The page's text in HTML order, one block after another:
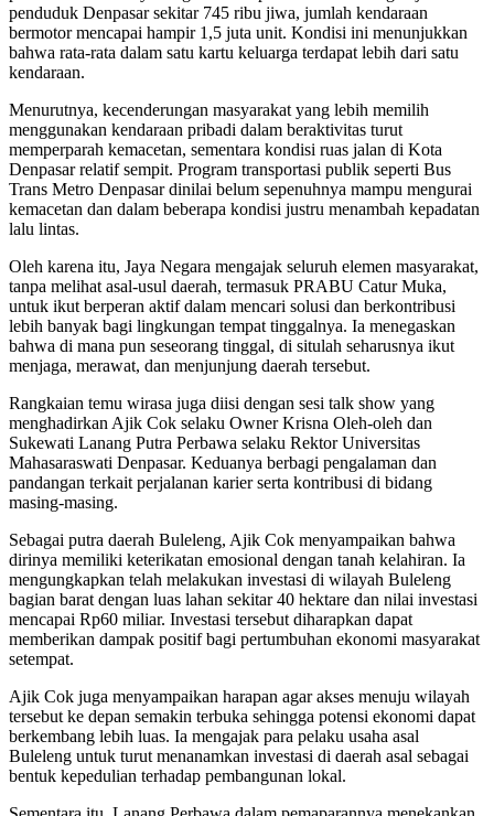
penduduk Denpasar sekitar 745 ribu jiwa, jumlah kendaraan
bermotor mencapai hampir 1,5 juta unit. Kondisi ini menunjukkan
bahwa rata-rata dalam satu kartu keluarga terdapat lebih dari satu
kendaraan.
Menurutnya, kecenderungan masyarakat yang lebih memilih
menggunakan kendaraan pribadi dalam beraktivitas turut
memperparah kemacetan, sementara kondisi ruas jalan di Kota
Denpasar relatif sempit. Program transportasi publik seperti Bus
Trans Metro Denpasar dinilai belum sepenuhnya mampu mengurai
kemacetan dan dalam beberapa kondisi justru menambah kepadatan
lalu lintas.
Oleh karena itu, Jaya Negara mengajak seluruh elemen masyarakat,
tanpa melihat asal-usul daerah, termasuk PRABU Catur Muka,
untuk ikut berperan aktif dalam mencari solusi dan berkontribusi
lebih banyak bagi lingkungan tempat tinggalnya. Ia menegaskan
bahwa di mana pun seseorang tinggal, di situlah seharusnya ikut
menjaga, merawat, dan menjunjung daerah tersebut.
Rangkaian temu wirasa juga diisi dengan sesi talk show yang
menghadirkan Ajik Cok selaku Owner Krisna Oleh-oleh dan
Sukewati Lanang Putra Perbawa selaku Rektor Universitas
Mahasaraswati Denpasar. Keduanya berbagi pengalaman dan
pandangan terkait perjalanan karier serta kontribusi di bidang
masing-masing.
Sebagai putra daerah Buleleng, Ajik Cok menyampaikan bahwa
dirinya memiliki keterikatan emosional dengan tanah kelahiran. Ia
mengungkapkan telah melakukan investasi di wilayah Buleleng
bagian barat dengan luas lahan sekitar 40 hektare dan nilai investasi
mencapai Rp60 miliar. Investasi tersebut diharapkan dapat
memberikan dampak positif bagi pertumbuhan ekonomi masyarakat
setempat.
Ajik Cok juga menyampaikan harapan agar akses menuju wilayah
tersebut ke depan semakin terbuka sehingga potensi ekonomi dapat
berkembang lebih luas. Ia mengajak para pelaku usaha asal
Buleleng untuk turut menanamkan investasi di daerah asal sebagai
bentuk kepedulian terhadap pembangunan lokal.